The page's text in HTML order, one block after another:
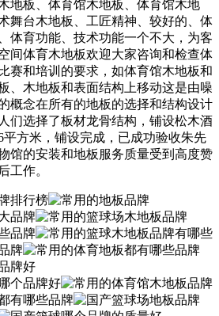
地板、体育馆木地板、体育馆木地
舞台木地板、工匠精神、较好的、体
体育功能、技术功能一个不大，为客
间体育木地板欢迎大家咨询和检查体
赛和培训的要求，如体育馆木地板和
、木地板和表面结构上移动这是由噪
概念在所有的地板的选择和结构设计
们选择了板材龙骨结构，铺设松木酒
方米，铺设完成，已成功验收朱先
馆的安装和地板服务质量受到高度赞
工作。